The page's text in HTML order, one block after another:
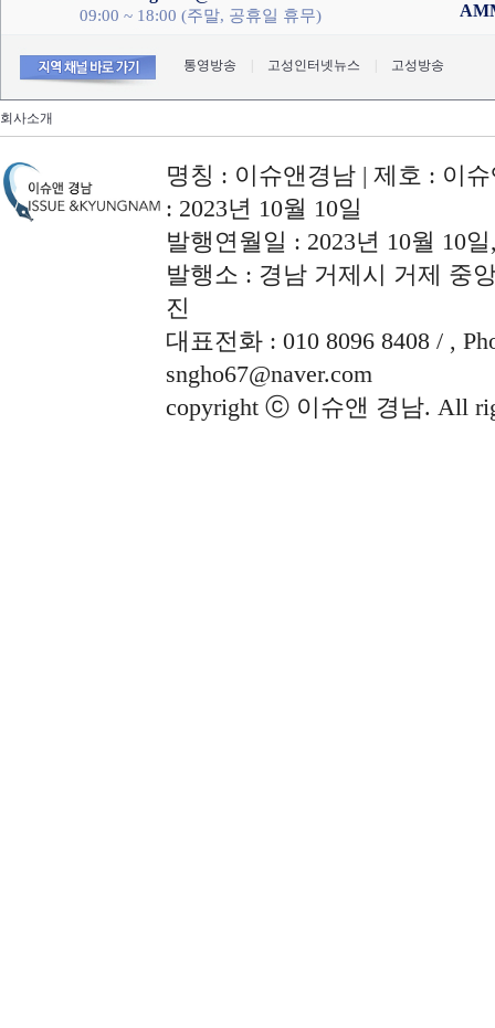
09:00 ~ 18:00 (주말, 공휴일 휴무)
통영방송 고성인터넷뉴스 고성방송
회사소개
명칭 : 이슈앤경남 | 제호 : 이
: 2023년 10월 10일
발행연월일 : 2023년 10월 10
발행소 : 경남 거제시 거제 중
진
대표전화 : 010 8096 8408 / ,
sngho67@naver.com
copyright ⓒ 이슈앤 경남. All